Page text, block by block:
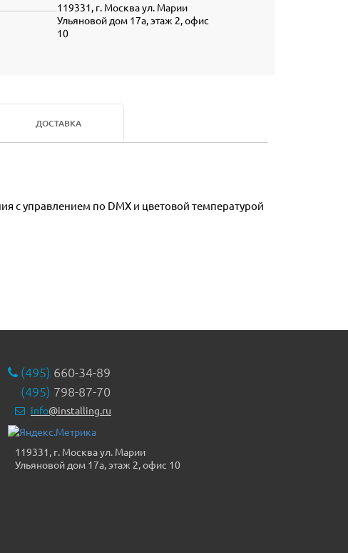
119331, г. Москва ул. Марии
Ульяновой дом 17а, этаж 2, офис
10
ДОСТАВКА
с управлением по DMX и цветовой температурой
(495) 660-34-89
(495) 798-87-70
info@installing.ru
119331, г. Москва ул. Марии
Ульяновой дом 17а, этаж 2, офис 10